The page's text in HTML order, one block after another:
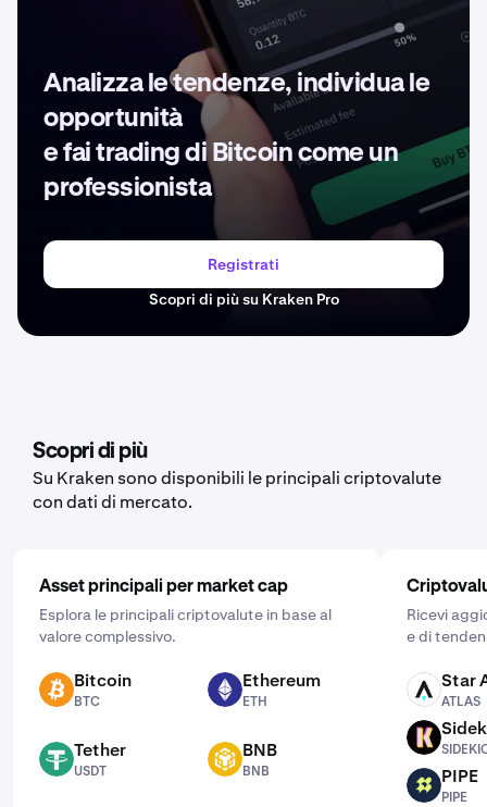
Analizza le tendenze, individua le
opportunità
e fai trading di Bitcoin come un
professionista
Registrati
Scopri di più su Kraken Pro
Scopri di più
Su Kraken sono disponibili le principali criptovalute
con dati di mercato.
Asset principali per market cap
Esplora le principali criptovalute in base al
valore complessivo.
BTC Bitcoin
BTC
ETH Ethereum
ETH
USDT Tether
USDT
BNB BNB
BNB
Ricevi
e di
ATLAS Star
ATLAS
SIDEKICK
PIPE PIPE
PIPE